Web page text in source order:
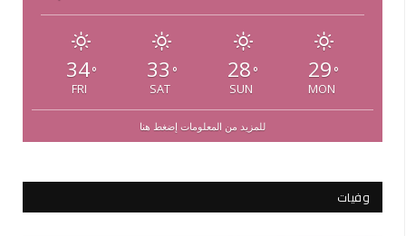
34°
FRI
33 °
SAT
28 °
SUN
29 °
MON
للمزيد من المعلومات إضغط هنا
وفيات